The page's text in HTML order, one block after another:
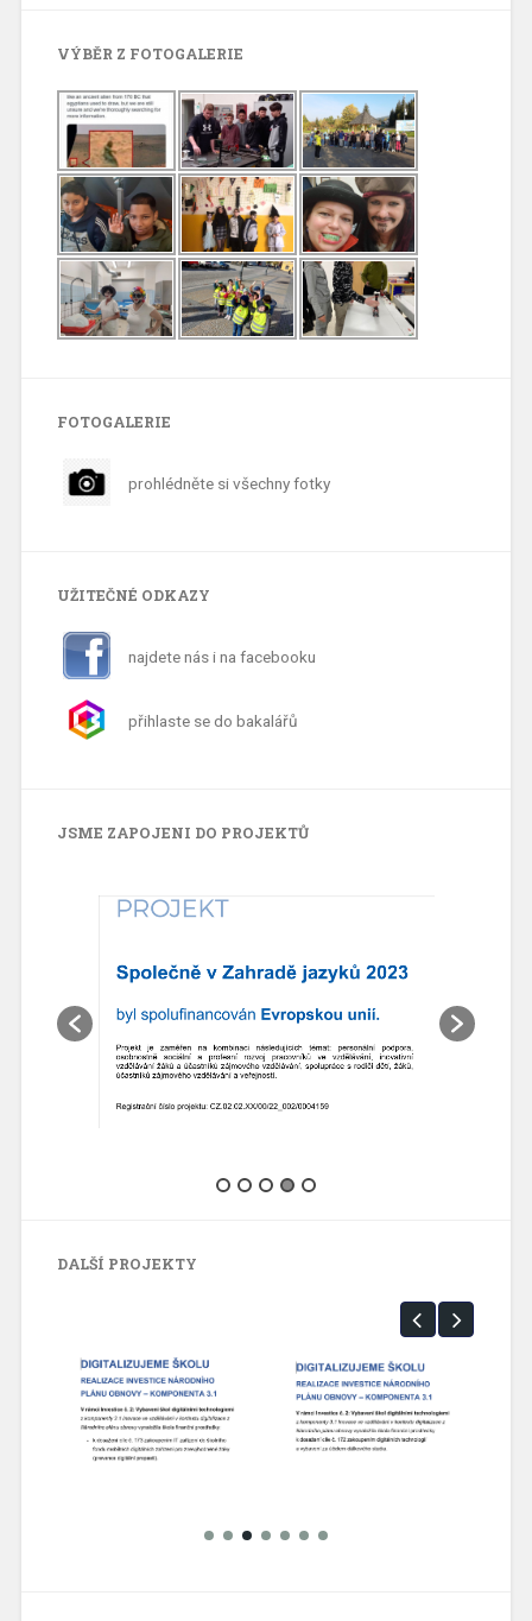
VÝBĚR Z FOTOGALERIE
FOTOGALERIE
prohlédněte si všechny fotky
UŽITEČNÉ ODKAZY
najdete nás i na facebooku
přihlaste se do bakalářů
JSME ZAPOJENI DO PROJEKTŮ
DALŠÍ PROJEKTY